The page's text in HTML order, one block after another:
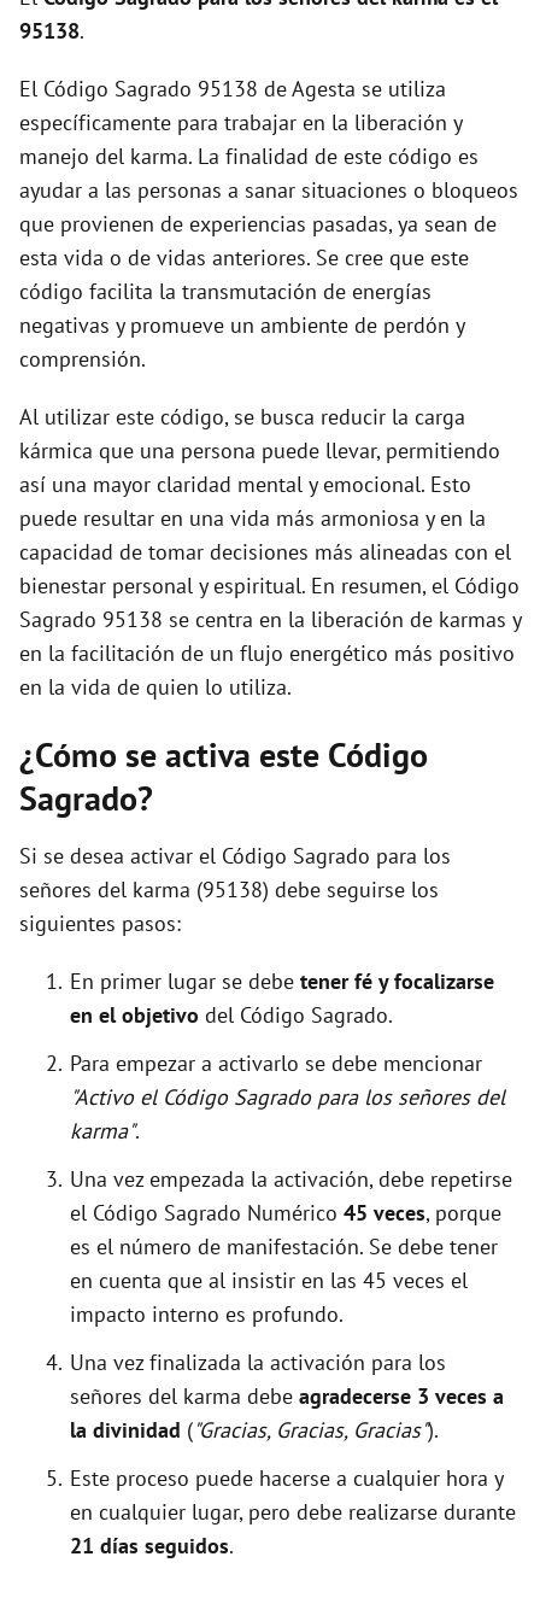
e
o
95138.
El Código Sagrado 95138 de Agesta se utiliza
específicamente para trabajar en la liberación y
manejo del karma. La finalidad de este código es
ayudar a las personas a sanar situaciones o bloqueos
que provienen de experiencias pasadas, ya sean de
esta vida o de vidas anteriores. Se cree que este
código facilita la transmutación de energías
negativas y promueve un ambiente de perdón y
comprensión.
Al utilizar este código, se busca reducir la carga
kármica que una persona puede llevar, permitiendo
así una mayor claridad mental y emocional. Esto
puede resultar en una vida más armoniosa y en la
capacidad de tomar decisiones más alineadas con el
bienestar personal y espiritual. En resumen, el Código
Sagrado 95138 se centra en la liberación de karmas y
en la facilitación de un flujo energético más positivo
en la vida de quien lo utiliza.
¿Cómo se activa este Código
Sagrado?
Si se desea activar el Código Sagrado para los
señores del karma (95138) debe seguirse los
siguientes pasos:
En primer lugar se debe tener fé y focalizarse
en el objetivo del Código Sagrado.
Para empezar a activarlo se debe mencionar
"Activo el Código Sagrado para los señores del
karma".
Una vez empezada la activación, debe repetirse
el Código Sagrado Numérico 45 veces, porque
es el número de manifestación. Se debe tener
en cuenta que al insistir en las 45 veces el
impacto interno es profundo.
Una vez finalizada la activación para los
señores del karma debe agradecerse 3 veces a
la divinidad ("Gracias, Gracias, Gracias").
Este proceso puede hacerse a cualquier hora y
en cualquier lugar, pero debe realizarse durante
21 días seguidos.